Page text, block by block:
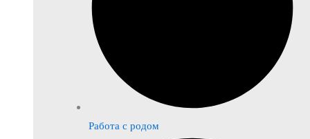
Работа с родом